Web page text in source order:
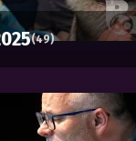
2025(49)